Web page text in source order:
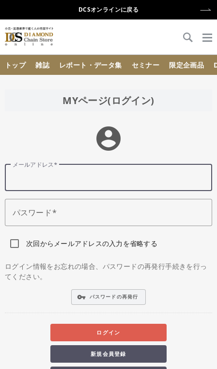
DCSオンラインに戻る
トップ 雑誌 レポート・データ集 セミナー 限定企画品
MYページ(ログイン)
account_circle
メールアドレス
パスワード
次回からメールアドレスの入力を省略する
ログイン情報をお忘れの場合、パスワードの再発行手続きを行っ
てください。
vpn_key パスワードの再発行
ログイン
新規会員登録